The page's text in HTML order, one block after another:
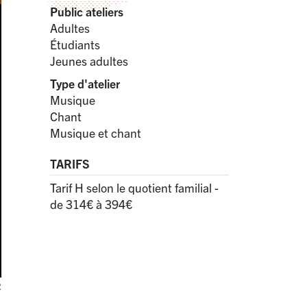
Public ateliers
Adultes
Étudiants
Jeunes adultes
Type d'atelier
Musique
Chant
Musique et chant
TARIFS
Tarif H selon le quotient familial -
de 314€ à 394€